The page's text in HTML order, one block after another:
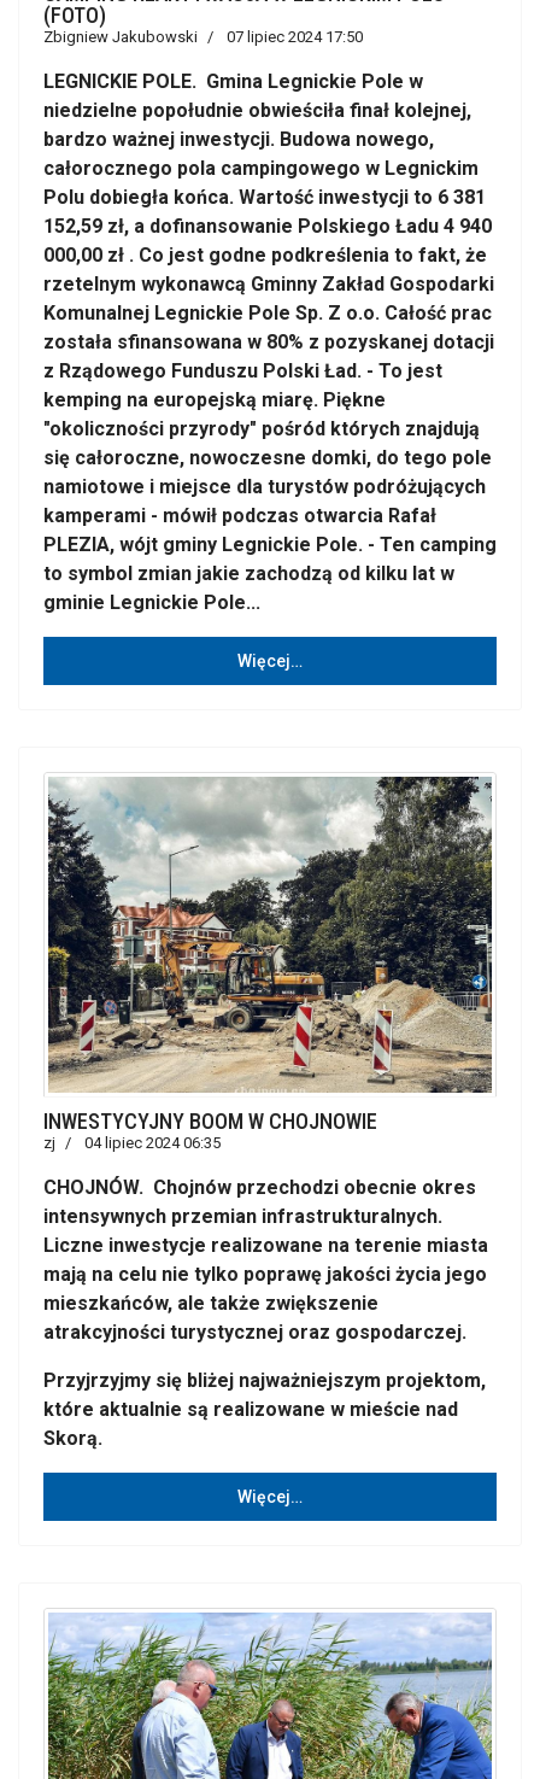
(FOTO)
Zbigniew Jakubowski 07 lipiec 2024 17:50
LEGNICKIE POLE. Gmina Legnickie Pole w
niedzielne popołudnie obwieściła finał kolejnej,
bardzo ważnej inwestycji. Budowa nowego,
całorocznego pola campingowego w Legnickim
Polu dobiegła końca. Wartość inwestycji to 6 381
152,59 zł, a dofinansowanie Polskiego Ładu 4 940
000,00 zł . Co jest godne podkreślenia to fakt, że
rzetelnym wykonawcą Gminny Zakład Gospodarki
Komunalnej Legnickie Pole Sp. Z o.o. Całość prac
została sfinansowana w 80% z pozyskanej dotacji
z Rządowego Funduszu Polski Ład. - To jest
kemping na europejską miarę. Piękne
"okoliczności przyrody" pośród których znajdują
się całoroczne, nowoczesne domki, do tego pole
namiotowe i miejsce dla turystów podróżujących
kamperami - mówił podczas otwarcia Rafał
PLEZIA, wójt gminy Legnickie Pole. - Ten camping
to symbol zmian jakie zachodzą od kilku lat w
gminie Legnickie Pole...
Więcej…
INWESTYCYJNY BOOM W CHOJNOWIE
zj 04 lipiec 2024 06:35
CHOJNÓW. Chojnów przechodzi obecnie okres
intensywnych przemian infrastrukturalnych.
Liczne inwestycje realizowane na terenie miasta
mają na celu nie tylko poprawę jakości życia jego
mieszkańców, ale także zwiększenie
atrakcyjności turystycznej oraz gospodarczej.
Przyjrzyjmy się bliżej najważniejszym projektom,
które aktualnie są realizowane w mieście nad
Skorą.
Więcej…